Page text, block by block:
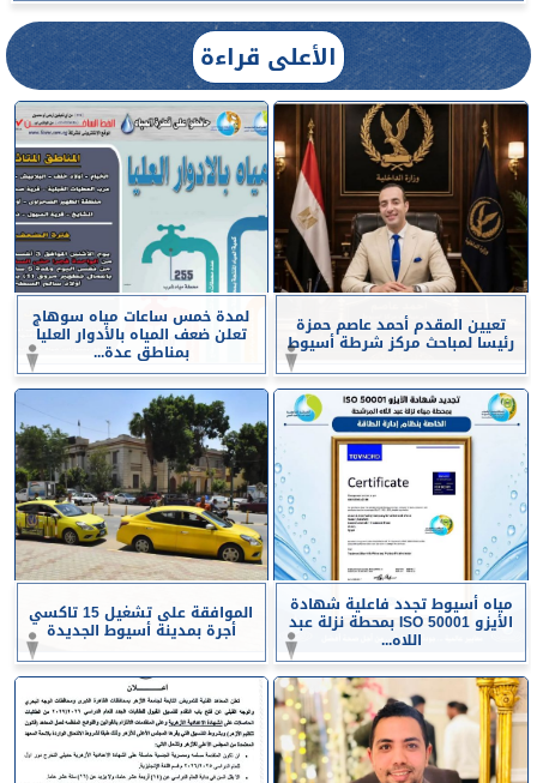
الأعلى قراءة
تعيين المقدم أحمد عاصم حمزة
رئيسا لمباحث مركز شرطة أسيوط
لمدة خمس ساعات مياه سوهاج
تعلن ضعف المياه بالأدوار العليا
بمناطق عدة...
مياه أسيوط تجدد فاعلية شهادة
الأيزو ISO 50001 بمحطة نزلة عبد
اللاه...
الموافقة على تشغيل 15 تاكسي
أجرة بمدينة أسيوط الجديدة